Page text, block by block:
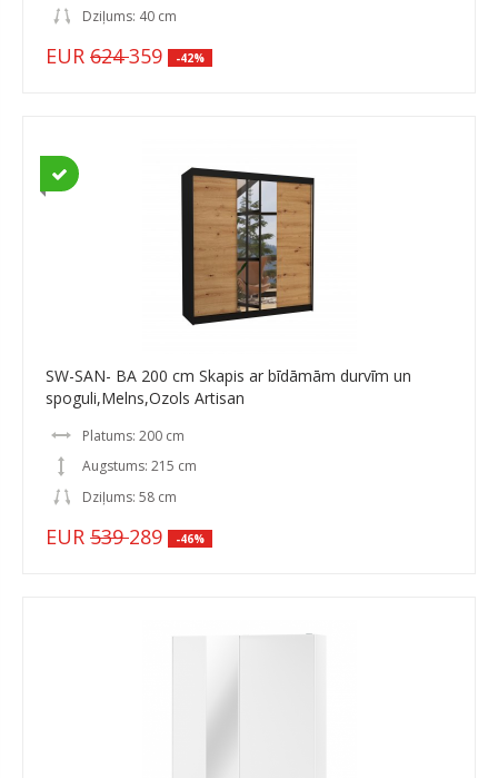
Dziļums: 40 cm
EUR 624359 -42%
SW-SAN- BA 200 cm Skapis ar bīdāmām durvīm un
spoguli,Melns,Ozols Artisan
Platums: 200 cm
Augstums: 215 cm
Dziļums: 58 cm
EUR 539289 -46%